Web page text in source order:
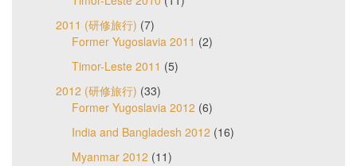
2011 (研修旅行) (7)
Former Yugoslavia 2011 (2)
Timor-Leste 2011 (5)
2012 (研修旅行) (33)
Former Yugoslavia 2012 (6)
India and Bangladesh 2012 (16)
Myanmar 2012 (11)